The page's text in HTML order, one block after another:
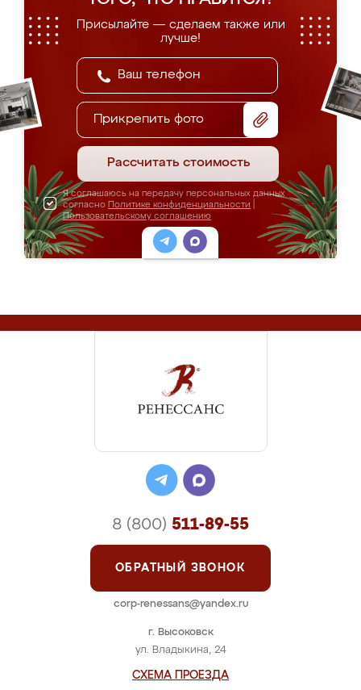
Присылайте — сделаем также или
лучше!
Прикрепить фото
Рассчитать стоимость
Я соглашаюсь на передачу персональных данных
согласно Политике конфиденциальности
Пользовательскому соглашению
г. Высоковск
ул. Владыкина, 24
СХЕМА ПРОЕЗДА
8 (800) 511-89-55
ОБРАТНЫЙ ЗВОНОК
corp-renessans@yandex.ru